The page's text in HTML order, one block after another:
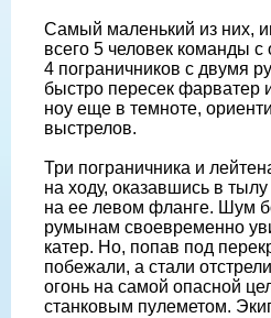
Самый маленький из них,
всего 5 человек команды
4 пограничников с двумя
быстро пересек фарватер
ноу еще в темноте,
выстрелов.
Три пограничника и
на ходу, оказавшись в
на ее левом фланге. Шум
румынам своевременно
катер. Но, попав под
побежали, а стали
огонь на самой опасной
станковым пулеметом.